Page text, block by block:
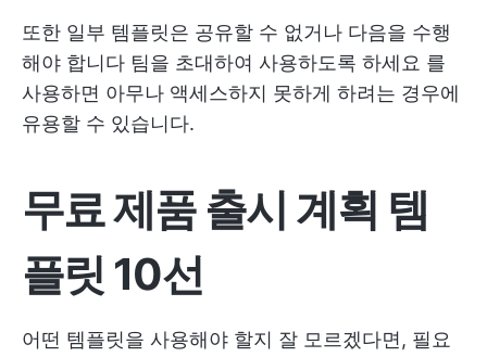
또한 일부 템플릿은 공유할 수 없거나 다음을 수행
해야 합니다 팀을 초대하여 사용하도록 하세요 를
사용하면 아무나 액세스하지 못하게 하려는 경우에
유용할 수 있습니다.
무료 제품 출시 계획 템
플릿 10선
어떤 템플릿을 사용해야 할지 잘 모르겠다면, 필요